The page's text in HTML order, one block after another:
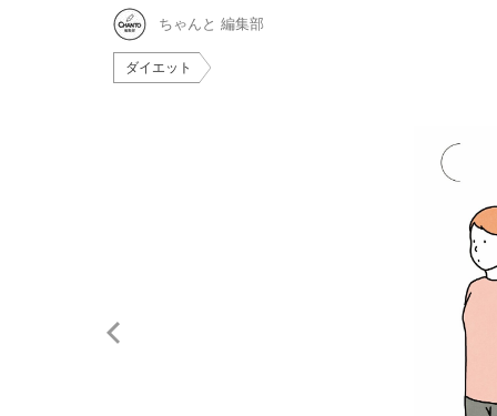
ちゃんと 編集部
ダイエット